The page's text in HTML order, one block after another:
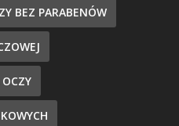
BEZ PARABENÓW